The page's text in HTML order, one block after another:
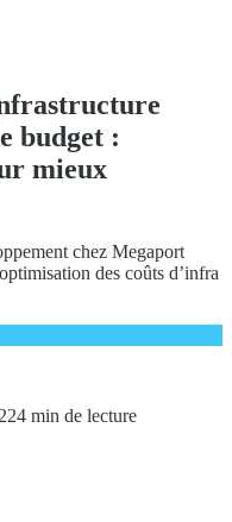
budget :
mieux
chez Megaport
des coûts d’infra
4 min de lecture